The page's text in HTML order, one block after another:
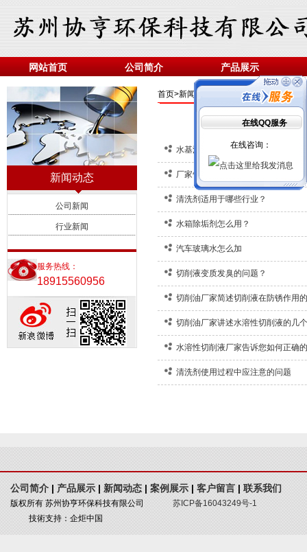
网站首页 公司简介 产品展示
新闻动态
公司新闻
行业新闻
服务热线：
18915560956
首页>新闻动态
水基清洗流程
厂家告诉您夏季磨削液为什么会有
清洗剂适用于哪些行业？
水箱除垢剂怎么用？
汽车玻璃水怎么加
切削液变质发臭的问题？
切削油厂家简述切削液在防锈作用
切削油厂家讲述水溶性切削液的几
水溶性切削液厂家告诉您如何正确
清洗剂使用过程中应注意的问题
公司简介 | 产品展示 | 新闻动态 | 案例展示 | 客户留言 | 联系我们
版权所有 苏州协亨环保科技有限公司 苏ICP备16043249号-1
技術支持：企炬中国
在线QQ服务
在线咨询：